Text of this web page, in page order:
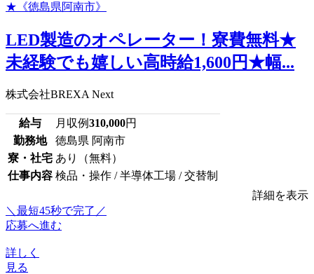
LED製造のオペレーター！寮費無料★
未経験でも嬉しい高時給1,600円★幅...
株式会社BREXA Next
給与 月収例310,000円
勤務地
徳島県 阿南市
寮・社宅 あり（無料）
仕事内容 検品・操作 / 半導体工場 / 交替制
詳細を表示
＼最短45秒で完了／
応募へ進む
詳しく
見る